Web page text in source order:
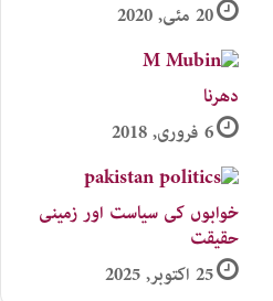
20 مئی, 2020
دھرنا
6 فروری, 2018
خوابوں کی سیاست اور زمینی
حقیقت
25 اکتوبر, 2025